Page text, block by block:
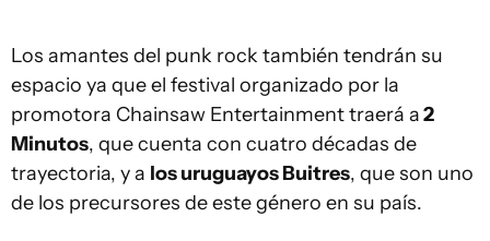
Los amantes del punk rock también tendrán su
espacio ya que el festival organizado por la
promotora Chainsaw Entertainment traerá a2
Minutos, que cuenta con cuatro décadas de
trayectoria, y a los uruguayos Buitres, que son uno
de los precursores de este género en su país.